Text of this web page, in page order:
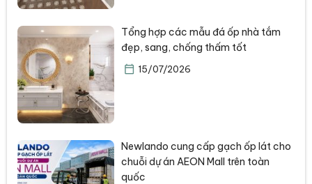
Tổng hợp các mẫu đá ốp nhà tắm
đẹp, sang, chống thấm tốt
15/07/2026
Newlando cung cấp gạch ốp lát cho
chuỗi dự án AEON Mall trên toàn
quốc